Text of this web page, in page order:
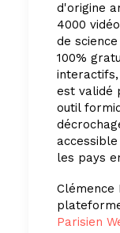
d'origine
4000
de
100%
est validé
outil
les pays
Clémence
Parisien